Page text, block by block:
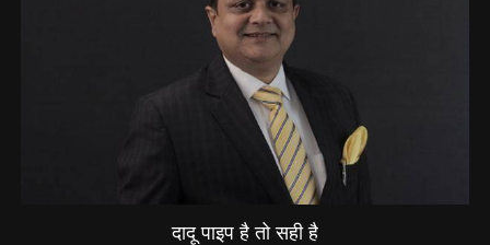
दादू पाइप है तो सही है